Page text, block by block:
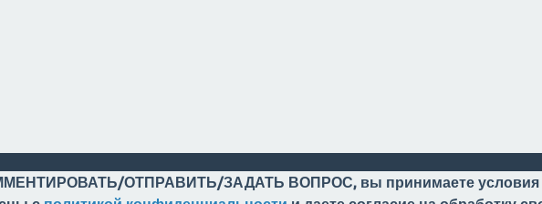
ОТПРАВИТЬ/ЗАДАТЬ ВОПРОС, вы принимаете условия